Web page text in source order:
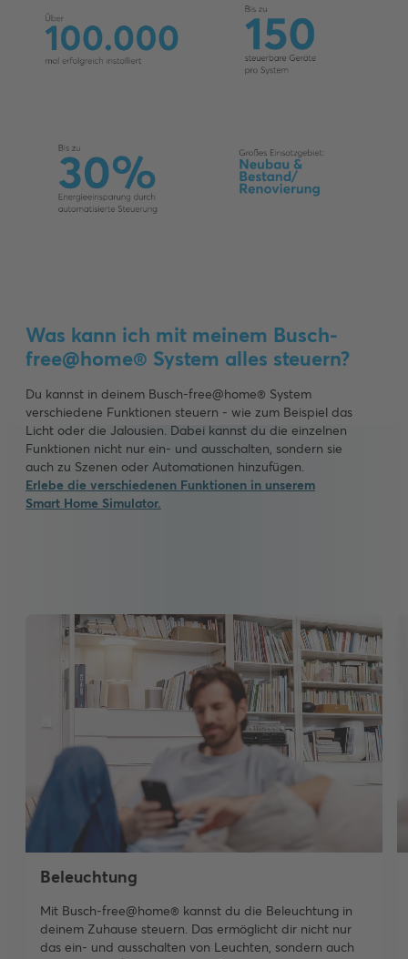
Was kann ich mit meinem Busch-
free@home® System alles steuern?
Du kannst in deinem Busch-free@home® System
verschiedene Funktionen steuern - wie zum Beispiel das
Licht oder die Jalousien. Dabei kannst du die einzelnen
Funktionen nicht nur ein- und ausschalten, sondern sie
auch zu Szenen oder Automationen hinzufügen.
Erlebe die verschiedenen Funktionen in unserem
Smart Home Simulator.
Beleuchtung
Mit Busch-free@home® kannst du die Beleuchtung in
deinem Zuhause steuern. Das ermöglicht dir nicht nur
das ein- und ausschalten von Leuchten, sondern auch